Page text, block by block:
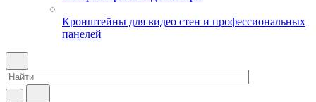
Кронштейны для видео стен и профессиональных
панелей